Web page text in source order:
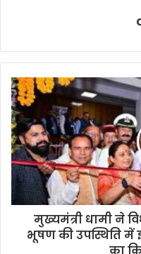
मुख्यमंत्री धामी ने
भूषण की उपस्थिति में
का